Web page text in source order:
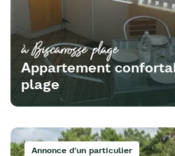
à Biscarrosse plage
Appartement
plage
Annonce d'un particulier